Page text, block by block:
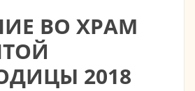
ВО ХРАМ
2018